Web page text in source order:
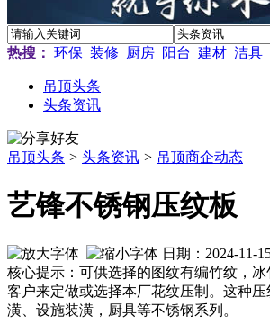
热搜： 环保 装修 厨房 阳台 建材 洁具
吊顶头条
头条资讯
吊顶头条 > 头条资讯 > 吊顶商企动态
艺锋不锈钢压纹板
日期：2024-11-
核心提示：可供选择的图纹有编竹纹，
客户来定做或选择本厂花纹压制。这种
潢、设施装潢，厨具等不锈钢系列。